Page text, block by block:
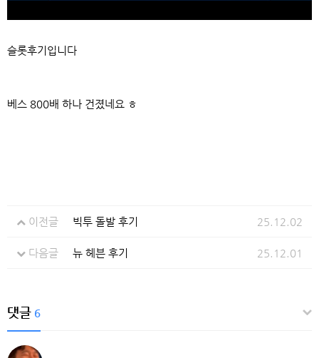
슬롯후기입니다
베스 800배 하나 건졌네요 ㅎ
이전글 빅투 돌발 후기 25.12.02
다음글 뉴 헤븐 후기 25.12.01
댓글 6